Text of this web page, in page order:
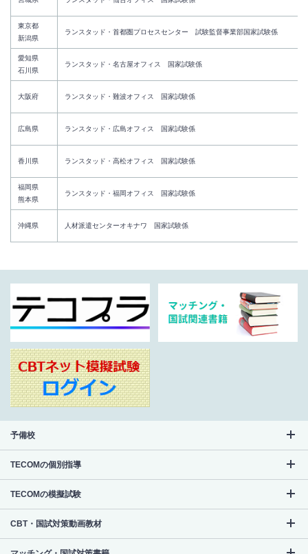
東京都
新潟県
ランスタッド・首都圏プロセスセンター 試験監督事業部国家試験係
愛知県
石川県
ランスタッド・名古屋オフィス 国家試験係
大阪府 ランスタッド・難波オフィス 国家試験係
広島県 ランスタッド・広島オフィス 国家試験係
香川県 ランスタッド・高松オフィス 国家試験係
福岡県
熊本県
ランスタッド・福岡オフィス 国家試験係
沖縄県 人材派遣センターオキナワ 国家試験係
予備校
TECOMの個別指導
TECOMの模擬試験
CBT・国試対策動画教材